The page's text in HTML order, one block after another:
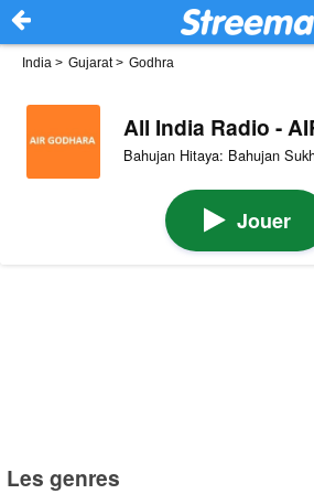
India > Gujarat> Godhra
All India Radio -
Bahujan Hitaya: Bahujan
Jouer
Les genres